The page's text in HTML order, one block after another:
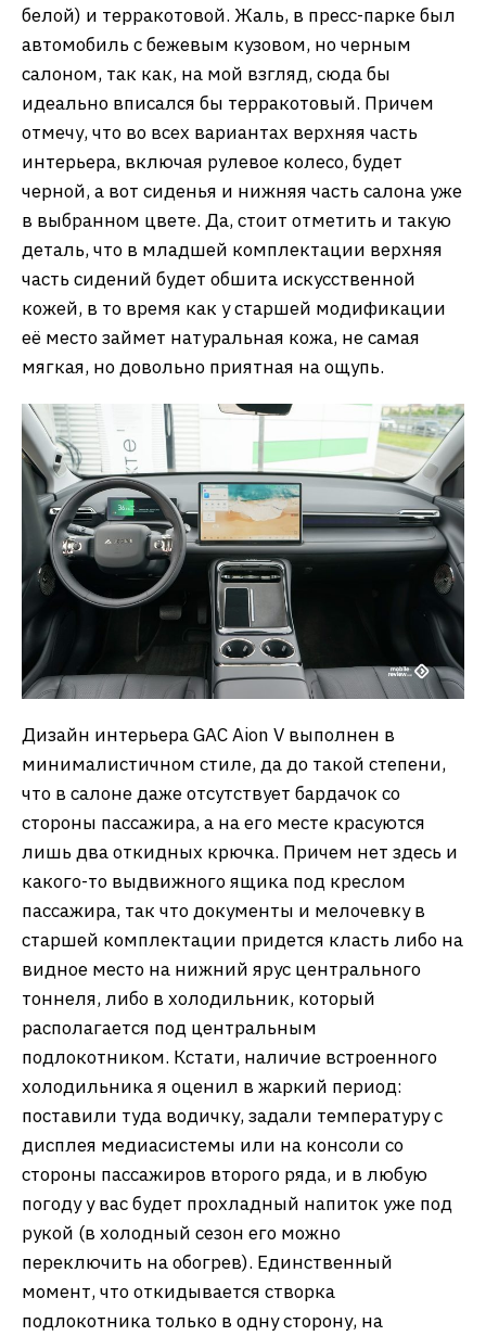
белой) и терракотовой. Жаль, в пресс-парке был
автомобиль с бежевым кузовом, но черным
салоном, так как, на мой взгляд, сюда бы
идеально вписался бы терракотовый. Причем
отмечу, что во всех вариантах верхняя часть
интерьера, включая рулевое колесо, будет
черной, а вот сиденья и нижняя часть салона уже
в выбранном цвете. Да, стоит отметить и такую
деталь, что в младшей комплектации верхняя
часть сидений будет обшита искусственной
кожей, в то время как у старшей модификации
её место займет натуральная кожа, не самая
мягкая, но довольно приятная на ощупь.
Дизайн интерьера GAC Aion V выполнен в
минималистичном стиле, да до такой степени,
что в салоне даже отсутствует бардачок со
стороны пассажира, а на его месте красуются
лишь два откидных крючка. Причем нет здесь и
какого-то выдвижного ящика под креслом
пассажира, так что документы и мелочевку в
старшей комплектации придется класть либо на
видное место на нижний ярус центрального
тоннеля, либо в холодильник, который
располагается под центральным
подлокотником. Кстати, наличие встроенного
холодильника я оценил в жаркий период:
поставили туда водичку, задали температуру с
дисплея медиасистемы или на консоли со
стороны пассажиров второго ряда, и в любую
погоду у вас будет прохладный напиток уже под
рукой (в холодный сезон его можно
переключить на обогрев). Единственный
момент, что откидывается створка
подлокотника только в одну сторону, на